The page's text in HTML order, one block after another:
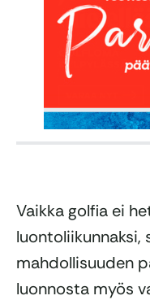
Vaikka golfia ei
luontoliikunnaksi,
mahdollisuuden
luonnosta myös